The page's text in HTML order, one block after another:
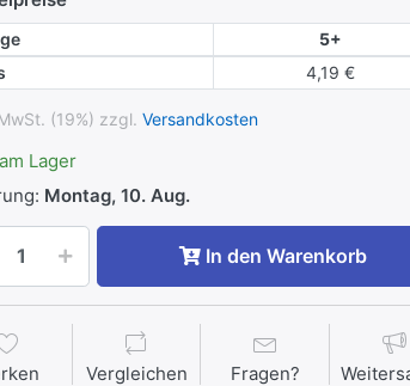
5+
4,19 €
(19%) zzgl. Versandkosten
Lager
Montag, 10. Aug.
In den Warenkorb
Vergleichen Fragen?